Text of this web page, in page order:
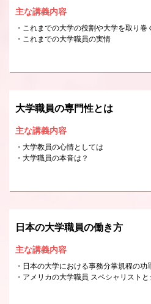
主な講義内容
これまでの大学の役割や大学を取り巻
これまでの大学職員の実情
大学職員の専門性とは
主な講義内容
大学教員の心情としては
大学職員の本音は？
日本の大学職員の働き方
主な講義内容
日本の大学における事務分掌規程の功
アメリカの大学職員 スペシャリストと